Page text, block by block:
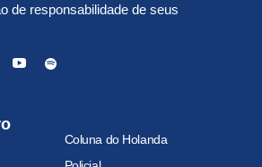
de responsabilidade de seus
Coluna do Holanda